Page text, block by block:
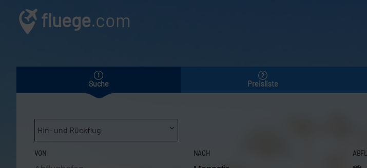
fluege.com
Suche Preisliste
Hin- und Rückflug
VON NACH